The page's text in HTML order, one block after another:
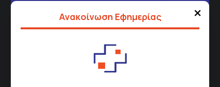
×
Ανακοίνωση Εφημερίας
Διεύθυνση
Μαρούσι 151 26,
Περιοχής